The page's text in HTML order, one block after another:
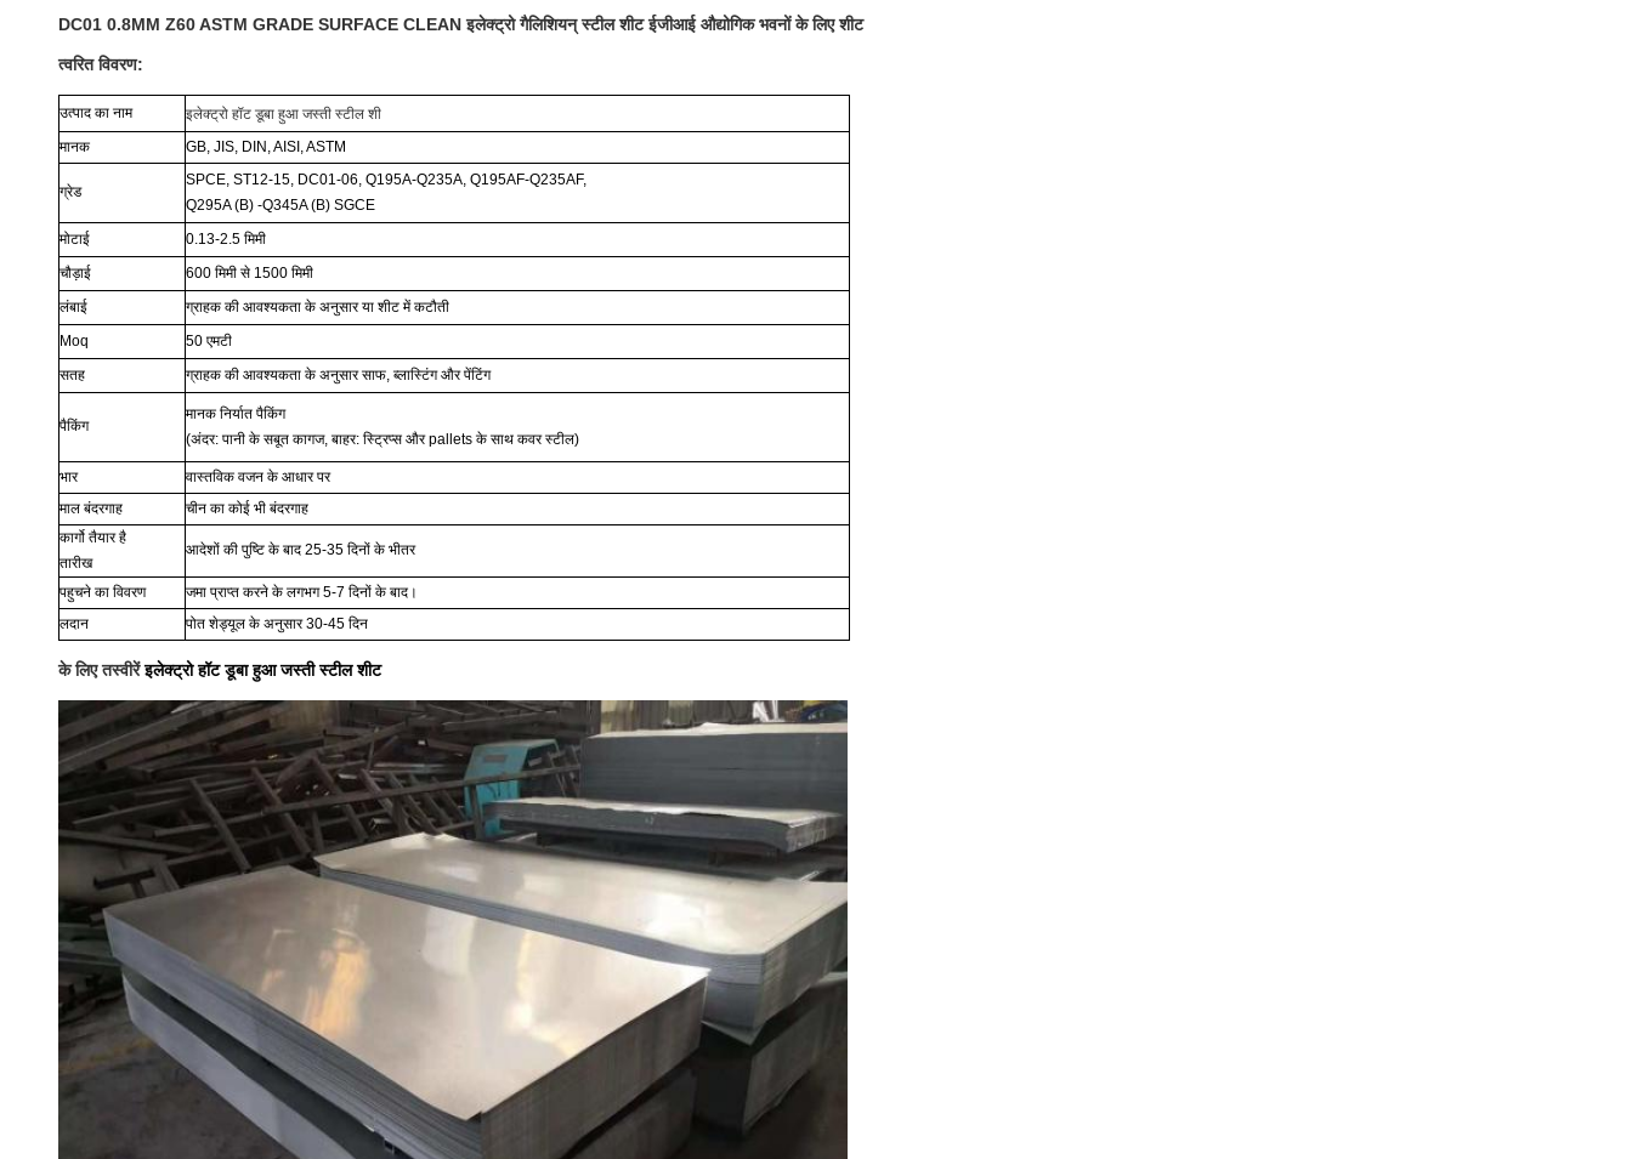
DC01 0.8MM Z60 ASTM GRADE SURFACE CLEAN इलेक्ट्रो गैलिशियन् स्टील शीट ईजीआई औद्योगिक भवनों के लिए शीट
त्वरित विवरण:
उत्पाद का नाम
इलेक्ट्रो हॉट डूबा हुआ जस्ती स्टील शी
मानक
GB, JIS, DIN, AISI, ASTM
ग्रेड
SPCE, ST12-15, DC01-06, Q195A-Q235A, Q195AF-Q235AF,
Q295A (B) -Q345A (B) SGCE
मोटाई
0.13-2.5 मिमी
चौड़ाई
600 मिमी से 1500 मिमी
लंबाई
ग्राहक की आवश्यकता के अनुसार या शीट में कटौती
Moq
50 एमटी
सतह
ग्राहक की आवश्यकता के अनुसार साफ, ब्लास्टिंग और पेंटिंग
पैकिंग
मानक निर्यात पैकिंग
(अंदर: पानी के सबूत कागज, बाहर: स्ट्रिप्स और pallets के साथ कवर स्टील)
भार
वास्तविक वजन के आधार पर
माल बंदरगाह
चीन का कोई भी बंदरगाह
कार्गो तैयार है
तारीख
आदेशों की पुष्टि के बाद 25-35 दिनों के भीतर
पहुचने का विवरण
जमा प्राप्त करने के लगभग 5-7 दिनों के बाद।
लदान
पोत शेड्यूल के अनुसार 30-45 दिन
के लिए तस्वीरेंइलेक्ट्रो हॉट डूबा हुआ जस्ती स्टील शीट